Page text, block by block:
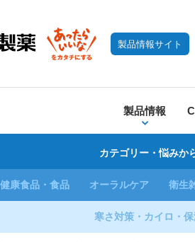
製品情報サイト
製品情報
カテゴリー・悩みか
健康食品・食品 オーラルケア 衛生
寒さ対策・カイロ・